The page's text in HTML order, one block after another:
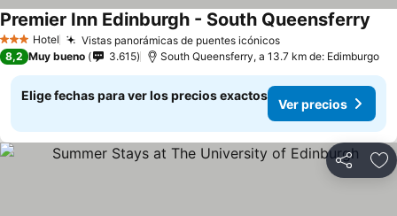
3 Estrellas
Hotel Vistas panorámicas de puentes icónicos
Premier Inn Edinburgh - South Queensferry
8,2 Muy bueno 3.615 South Queensferry, a 13.7 km de: Edimburgo
Elige fechas para ver los precios exactos
Ver precios
Compartir